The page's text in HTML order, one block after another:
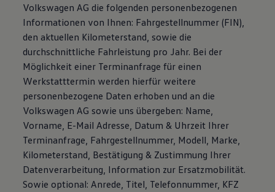
Volkswagen AG die folgenden personenbezogenen
Informationen von Ihnen: Fahrgestellnummer (FIN),
den aktuellen Kilometerstand, sowie die
durchschnittliche Fahrleistung pro Jahr. Bei der
Möglichkeit einer Terminanfrage für einen
Werkstatttermin werden hierfür weitere
personenbezogene Daten erhoben und an die
Volkswagen AG sowie uns übergeben: Name,
Vorname, E-Mail Adresse, Datum & Uhrzeit Ihrer
Terminanfrage, Fahrgestellnummer, Modell, Marke,
Kilometerstand, Bestätigung & Zustimmung Ihrer
Datenverarbeitung, Information zur Ersatzmobilität.
Sowie optional: Anrede, Titel, Telefonnummer, KFZ